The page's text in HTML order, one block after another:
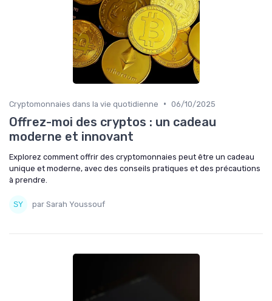
Cryptomonnaies dans la vie quotidienne • 06/10/2025
Offrez-moi des cryptos : un cadeau
moderne et innovant
Explorez comment offrir des cryptomonnaies peut être un cadeau
unique et moderne, avec des conseils pratiques et des précautions
à prendre.
par Sarah Youssouf